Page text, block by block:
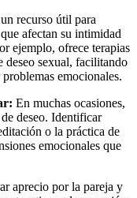
recurso útil para
afectan su intimidad
ejemplo, ofrece terapias
deseo sexual, facilitando
emocionales.
En muchas ocasiones,
deseo. Identificar
o la práctica de
emocionales que
aprecio por la pareja y